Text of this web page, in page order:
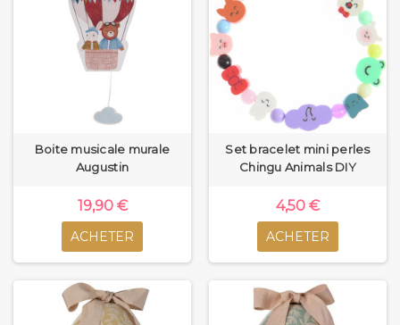
Boite musicale murale
Augustin
19,90 €
ACHETER
Set bracelet mini perles
Chingu Animals DIY
4,50 €
ACHETER